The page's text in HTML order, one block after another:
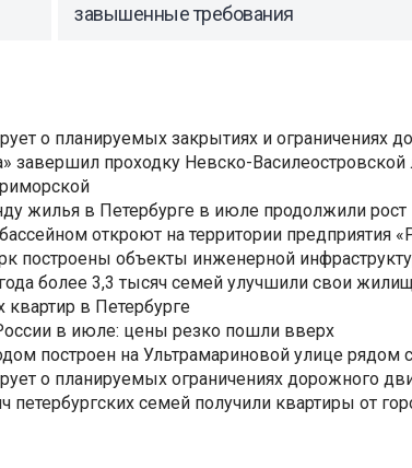
завышенные требования
о планируемых закрытиях и ограничениях
завершил проходку Невско-Василеостровской
жилья в Петербурге в июле продолжили рост
откроют на территории предприятия
построены объекты инженерной
более 3,3 тысяч семей улучшили свои
в Петербурге
в июле: цены резко пошли вверх
построен на Ультрамариновой улице
о планируемых ограничениях дорожного
петербургских семей получили квартиры от